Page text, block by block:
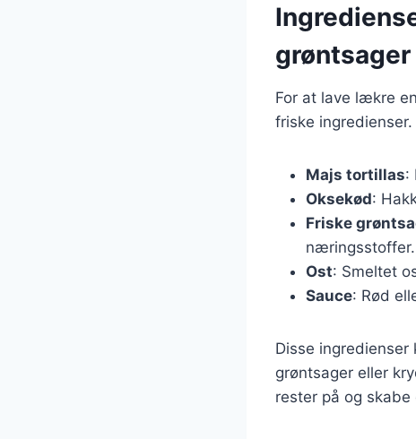
grøntsager
For at lave lækre
friske
Majs tortillas:
Oksekød:
Friske
næringsstoffer.
Ost: Smeltet
Sauce: Rød
Disse
grøntsager eller
rester på og